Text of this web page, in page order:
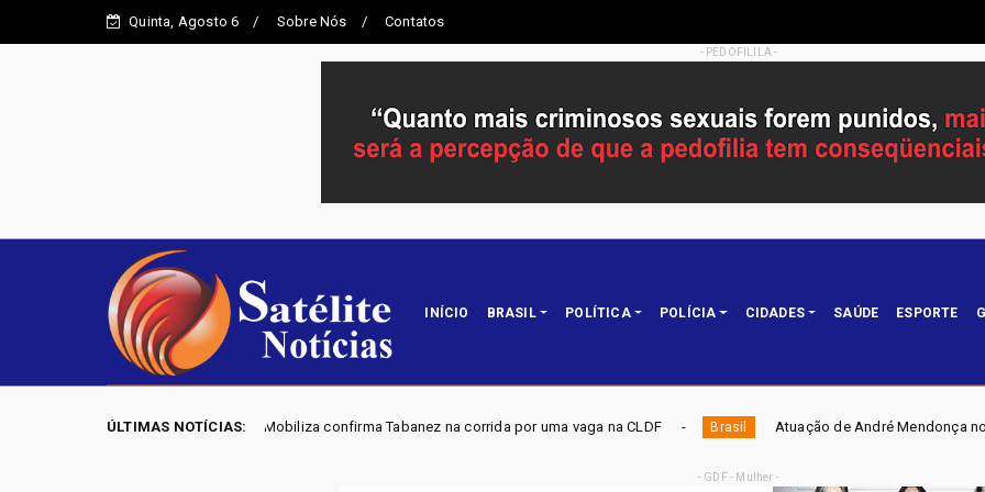
Quinta, Agosto 6 Sobre Nós Contatos
- PEDOFILILA -
INÍCIO BRASIL POLÍTICA POLÍCIA CIDADES SAÚDE ESPORTE
ÚLTIMAS NOTÍCIAS:
do Mobiliza confirma Tabanez na corrida por uma vaga na CLDF Brasil Atuação de André Mendonça no STF amplia atrito com a
- GDF - Mulher -